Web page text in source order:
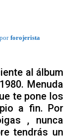
forojerista
al álbum
Menuda
te pone los
a fin. Por
, nunca
tendrás un